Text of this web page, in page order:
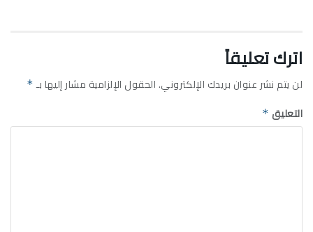
اترك تعليقاً
لن يتم نشر عنوان بريدك الإلكتروني.الحقول الإلزامية مشار إليها بـ *
التعليق *